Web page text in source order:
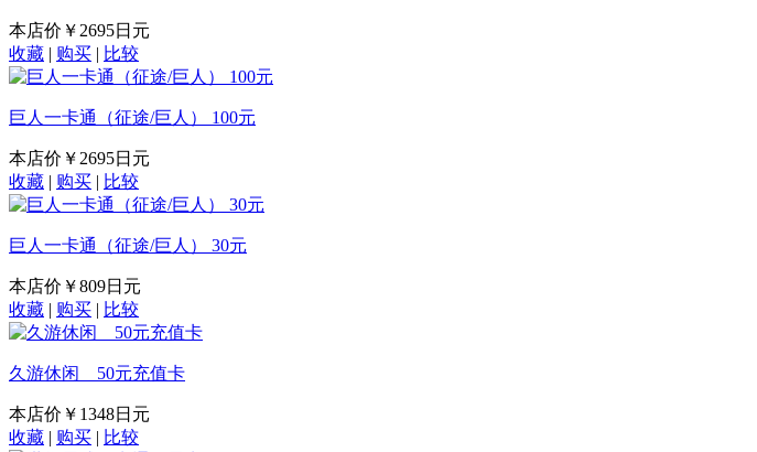
本店价 ￥2695日元
收藏 | 购买 | 比较
巨人一卡通（征途/巨人） 100元
本店价 ￥2695日元
收藏 | 购买 | 比较
巨人一卡通（征途/巨人） 30元
本店价 ￥809日元
收藏 | 购买 | 比较
久游休闲 50元充值卡
本店价 ￥1348日元
收藏 | 购买 | 比较